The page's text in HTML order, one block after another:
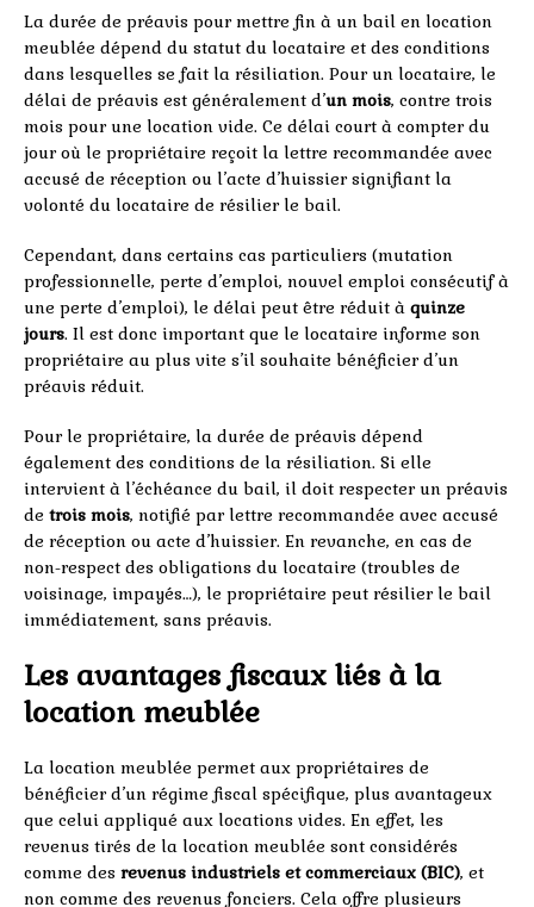
La durée de préavis pour mettre fin à un bail en location
meublée dépend du statut du locataire et des conditions
dans lesquelles se fait la résiliation. Pour un locataire, le
délai de préavis est généralement d’un mois, contre trois
mois pour une location vide. Ce délai court à compter du
jour où le propriétaire reçoit la lettre recommandée avec
accusé de réception ou l’acte d’huissier signifiant la
volonté du locataire de résilier le bail.
Cependant, dans certains cas particuliers (mutation
professionnelle, perte d’emploi, nouvel emploi consécutif à
une perte d’emploi), le délai peut être réduit à quinze
jours. Il est donc important que le locataire informe son
propriétaire au plus vite s’il souhaite bénéficier d’un
préavis réduit.
Pour le propriétaire, la durée de préavis dépend
également des conditions de la résiliation. Si elle
intervient à l’échéance du bail, il doit respecter un préavis
de trois mois, notifié par lettre recommandée avec accusé
de réception ou acte d’huissier. En revanche, en cas de
non-respect des obligations du locataire (troubles de
voisinage, impayés…), le propriétaire peut résilier le bail
immédiatement, sans préavis.
Les avantages fiscaux liés à la
location meublée
La location meublée permet aux propriétaires de
bénéficier d’un régime fiscal spécifique, plus avantageux
que celui appliqué aux locations vides. En effet, les
revenus tirés de la location meublée sont considérés
comme des revenus industriels et commerciaux (BIC), et
non comme des revenus fonciers. Cela offre plusieurs